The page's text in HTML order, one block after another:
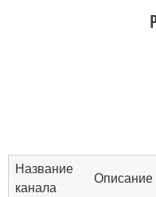
Название
канала
Описание